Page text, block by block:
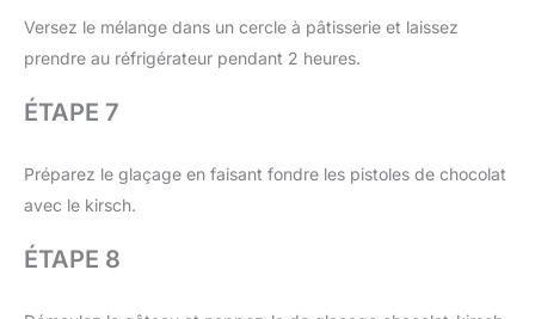
Versez le mélange dans un cercle à pâtisserie et laissez
prendre au réfrigérateur pendant 2 heures.
ÉTAPE 7
Préparez le glaçage en faisant fondre les pistoles de chocolat
avec le kirsch.
ÉTAPE 8